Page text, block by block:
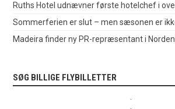
Ruths Hotel udnævner første hotelchef i
Sommerferien er slut – men sæsonen er
Madeira finder ny PR-repræsentant i Norden
SØG BILLIGE FLYBILLETTER